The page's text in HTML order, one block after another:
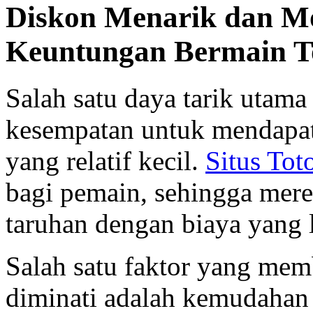
Diskon Menarik dan
Keuntungan Bermain
Salah satu daya tarik
kesempatan untuk
yang relatif kecil. Situs
bagi pemain, sehingga
taruhan dengan biaya yang
Salah satu faktor yang
diminati adalah